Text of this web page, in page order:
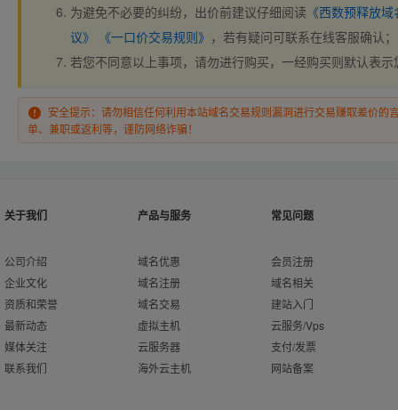
为避免不必要的纠纷，出价前建议仔细阅读 《西数预释放
议》
《一口价交易规则》 ，若有疑问可联系在线客服确认；
若您不同意以上事项，请勿进行购买，一经购买则默认表
安全提示：请勿相信任何利用本站域名交易规则漏洞进行交易赚取差价的
单、兼职或返利等，谨防网络诈骗！
关于我们
公司介绍
企业文化
资质和荣誉
最新动态
媒体关注
联系我们
产品与服务
域名优惠
域名注册
域名交易
虚拟主机
云服务器
海外云主机
常见问题
会员注册
域名相关
建站入门
云服务/Vps
支付/发票
网站备案